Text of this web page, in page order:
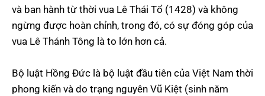
và ban hành từ thời vua Lê Thái Tổ (1428) và không
ngừng được hoàn chỉnh, trong đó, có sự đóng góp của
vua Lê Thánh Tông là to lớn hơn cả.
Bộ luật Hồng Đức là bộ luật đầu tiên của Việt Nam thời
phong kiến và do trạng nguyên Vũ Kiệt (sinh năm